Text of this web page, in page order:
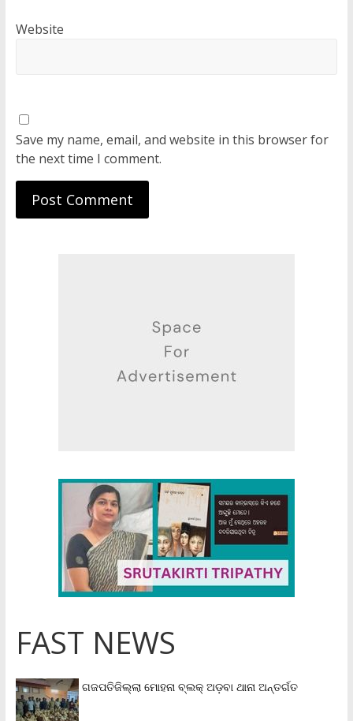
Website
Save my name, email, and website in this browser for
the next time I comment.
FAST NEWS
ଗଜପତିଜିଲ୍ଲା ମୋହନା ବ୍ଲକ୍‌ ଅଡ଼ବା ଥାନା ଅନ୍ତର୍ଗତ